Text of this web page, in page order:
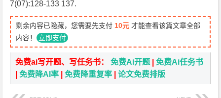
7(07):128-133 137.
剩余内容已隐藏，您需要先支付 10元 才能查看该篇文章全部
内容！ 立即支付
免费ai写开题、写任务书：免费Ai开题 |免费Ai任务书
|免费降AI率 |免费降重复率 |论文免费排版